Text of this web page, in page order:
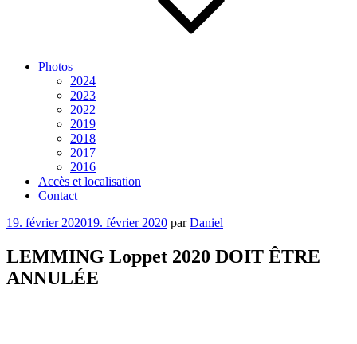
Photos
2024
2023
2022
2019
2018
2017
2016
Accès et localisation
Contact
Publié
19. février 202019. février 2020 parDaniel
LEMMING Loppet 2020 DOIT ÊTRE
ANNULÉE